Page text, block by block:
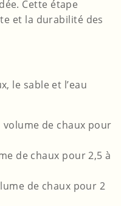
Cette étape
et la durabilité des
le sable et l’eau
volume de chaux pour
de chaux pour 2,5 à
de chaux pour 2